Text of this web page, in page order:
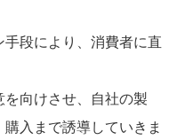
段により、消費者に直
向けさせ、自社の製
入まで誘導していきま